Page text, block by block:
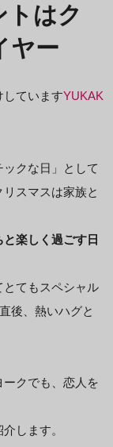
トはク
ヤー
していますYUKAK
クな日」として
スマスは家族と
楽しく過ごす日
てもスペシャル
後、熱いハグと
クでも、恋人を
します。